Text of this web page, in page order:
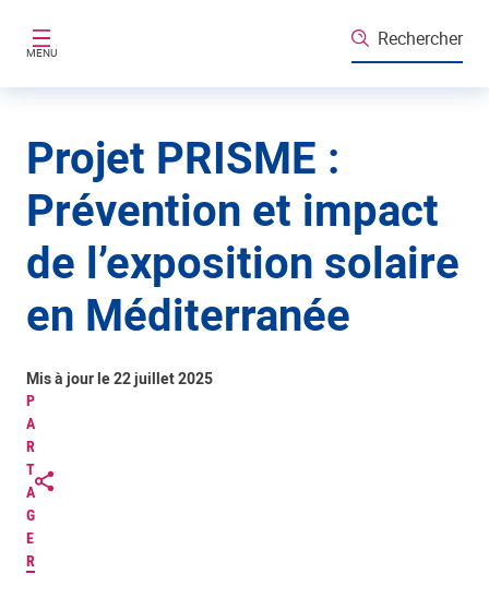
MENU
Rechercher
Projet PRISME :
Prévention et impact
de l’exposition solaire
en Méditerranée
P
A
R
T
A
G
E
R
Mis à jour le 22 juillet 2025